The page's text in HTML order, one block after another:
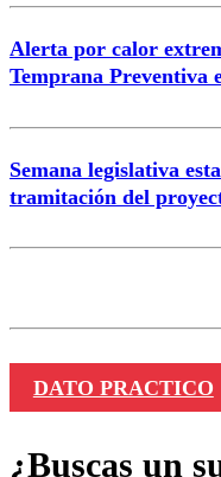
Alerta por calor
Temprana Preventiva
Semana legislativa
tramitación del
DATO PRACTICO
¿Buscas un